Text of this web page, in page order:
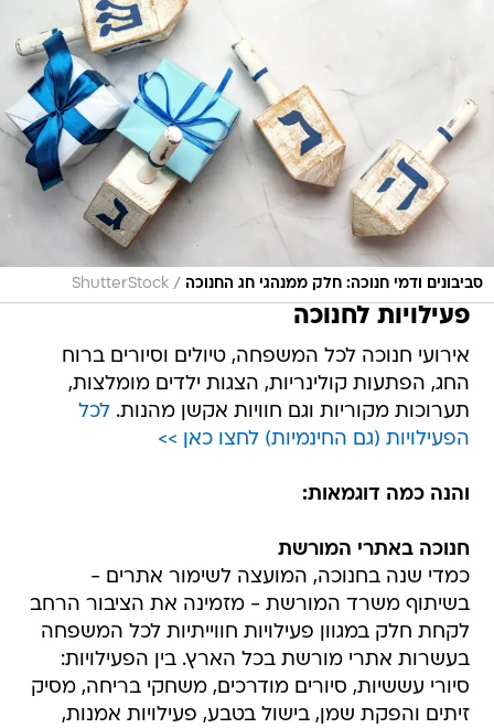
סביבונים ודמי חנוכה: חלק ממנהגי חג החנוכה /
ShutterStock
פעילויות לחנוכה
אירועי חנוכה לכל המשפחה, טיולים וסיורים ברוח
החג, הפתעות קולינריות, הצגות ילדים מומלצות,
תערוכות מקוריות וגם חוויות אקשן מהנות.לכל
הפעילויות (גם החינמיות) לחצו כאן >>
והנה כמה דוגמאות:
חנוכה באתרי המורשת
כמדי שנה בחנוכה, המועצה לשימור אתרים -
בשיתוף משרד המורשת - מזמינה את הציבור הרחב
לקחת חלק במגוון פעילויות חווייתיות לכל המשפחה
בעשרות אתרי מורשת בכל הארץ. בין הפעילויות:
סיורי עששיות, סיורים מודרכים, משחקי בריחה, מסיק
זיתים והפקת שמן, בישול בטבע, פעילויות אמנות,